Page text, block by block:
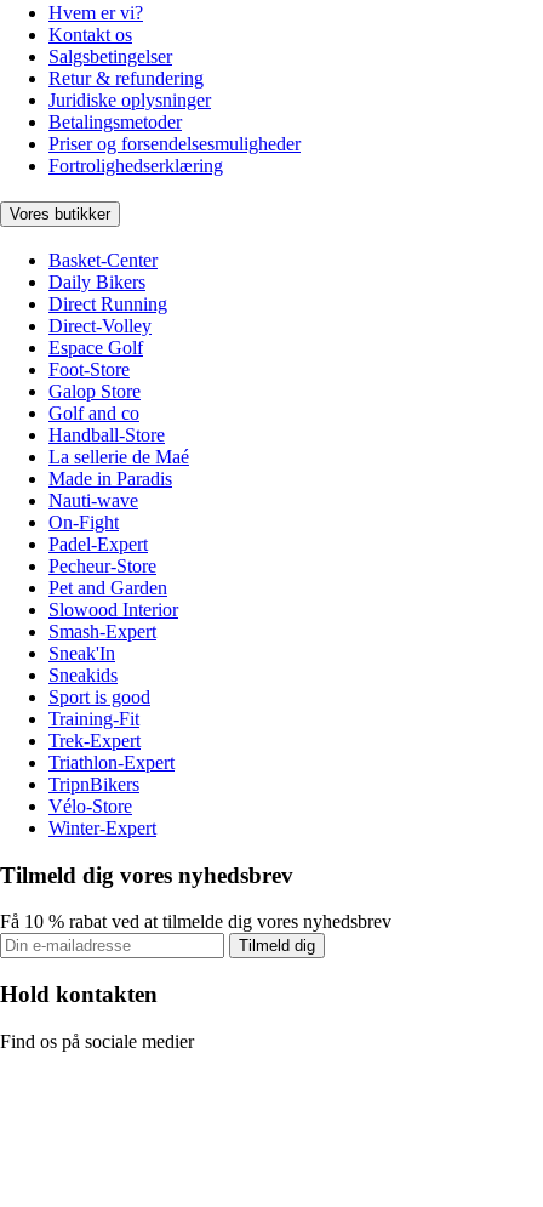
Hvem er vi?
Kontakt os
Salgsbetingelser
Retur & refundering
Juridiske oplysninger
Betalingsmetoder
Priser og forsendelsesmuligheder
Fortrolighedserklæring
Vores butikker
Basket-Center
Daily Bikers
Direct Running
Direct-Volley
Espace Golf
Foot-Store
Galop Store
Golf and co
Handball-Store
La sellerie de Maé
Made in Paradis
Nauti-wave
On-Fight
Padel-Expert
Pecheur-Store
Pet and Garden
Slowood Interior
Smash-Expert
Sneak'In
Sneakids
Sport is good
Training-Fit
Trek-Expert
Triathlon-Expert
TripnBikers
Vélo-Store
Winter-Expert
Tilmeld dig vores nyhedsbrev
Få 10 % rabat ved at tilmelde dig vores nyhedsbrev
Tilmeld dig
Hold kontakten
Find os på sociale medier